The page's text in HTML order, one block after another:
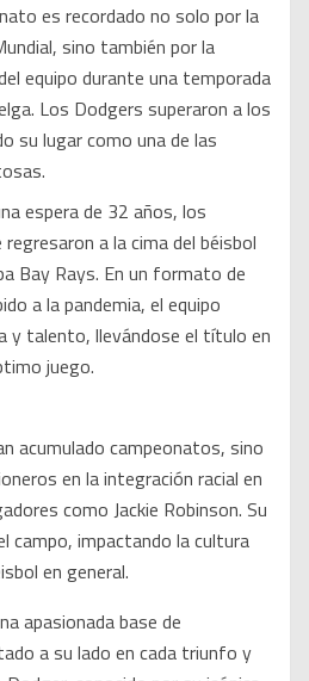
es recordado no solo por la
sino también por la
equipo durante una temporada
Los Dodgers superaron a los
su lugar como una de las
espera de 32 años, los
a la cima del béisbol
Bay Rays. En un formato de
a la pandemia, el equipo
y talento, llevándose el título en
juego.
acumulado campeonatos, sino
en la integración racial en
como Jackie Robinson. Su
campo, impactando la cultura
en general.
apasionada base de
a su lado en cada triunfo y